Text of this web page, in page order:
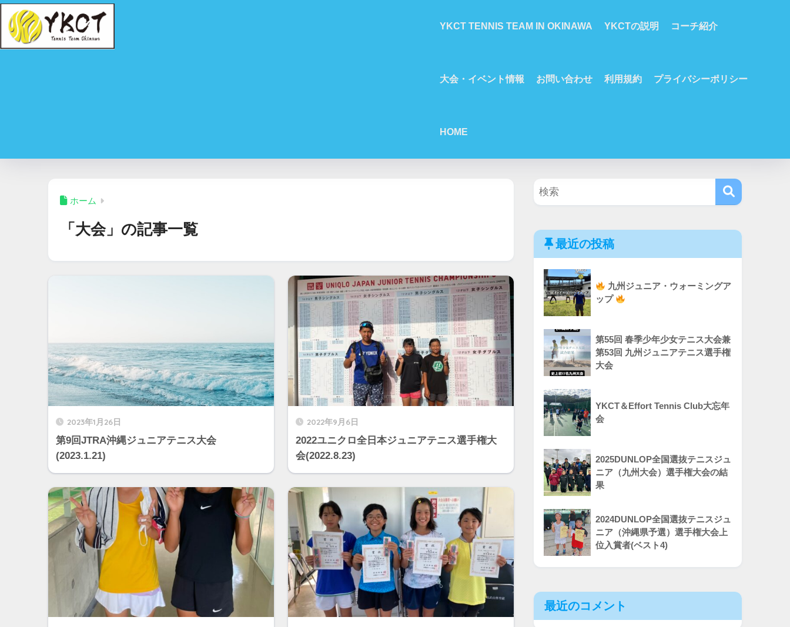
YKCT TENNIS TEAM IN OKINAWA YKCTの説明 コーチ紹介
大会・イベント情報 お問い合わせ 利用規約 プライバシーポリシー
HOME
ホーム
「大会」の記事一覧
2023年1月26日
第9回JTRA沖縄ジュニアテニス大会
(2023.1.21)
2022年9月6日
2022ユニクロ全日本ジュニアテニス選手権大
会(2022.8.23)
最近の投稿
九州ジュニア・ウォーミングア
ップ
第55回 春季少年少女テニス大会兼
第53回 九州ジュニアテニス選手権
大会
YKCT＆Effort Tennis Club大忘年
会
2025DUNLOP全国選抜テニスジュ
ニア（九州大会）選手権大会の結
果
2024DUNLOP全国選抜テニスジュ
ニア（沖縄県予選）選手権大会上
位入賞者(ベスト4)
最近のコメント